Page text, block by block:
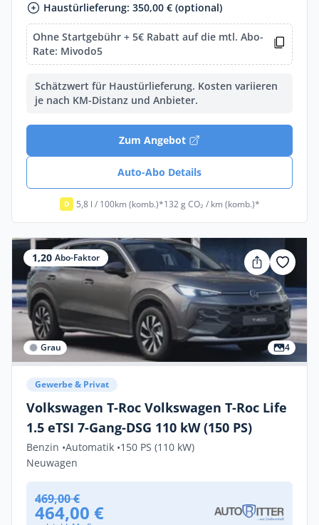
Haustürlieferung: 350,00 € (optional)
Ohne Startgebühr + 5€ Rabatt auf die mtl. Abo-
Rate: Mivodo5
Schätzwert für Haustürlieferung. Kosten variieren
je nach KM-Distanz und Anbieter.
Zum Angebot
Auto-Abo Details
D 5,8 l / 100km (komb.)*132 g CO₂ / km (komb.)*
1,20 Abo-Faktor
Grau 4
Gewerbe & Privat
Volkswagen T-Roc Volkswagen T-Roc Life
1.5 eTSI 7-Gang-DSG 110 kW (150 PS)
Benzin •Automatik •150 PS (110 kW)
Neuwagen
469,00 €
464,00 €